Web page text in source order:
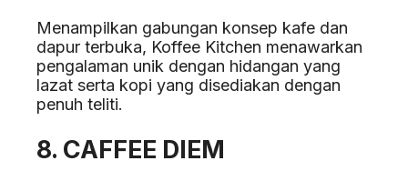
Menampilkan gabungan konsep kafe dan
dapur terbuka, Koffee Kitchen menawarkan
pengalaman unik dengan hidangan yang
lazat serta kopi yang disediakan dengan
penuh teliti.
8. CAFFEE DIEM